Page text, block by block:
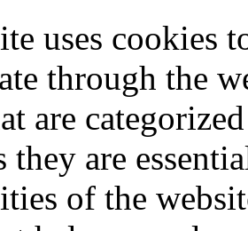
uses cookies
through the
are
they are
of the